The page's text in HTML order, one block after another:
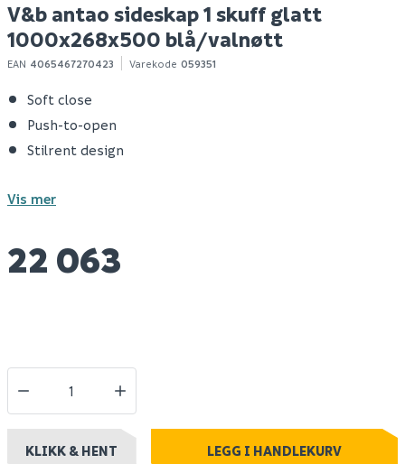
V&b antao sideskap 1 skuff glatt
1000x268x500 blå/valnøtt
EAN 4065467270423 Varekode 059351
Soft close
Push-to-open
Stilrent design
Vis mer
22 063
KLIKK & HENT LEGG I HANDLEKURV